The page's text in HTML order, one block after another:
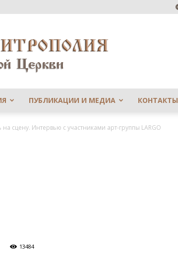
ПУБЛИКАЦИИ И МЕДИА КОНТАКТЫ
на сцену. Интервью с участниками арт-группы LARGO
13484